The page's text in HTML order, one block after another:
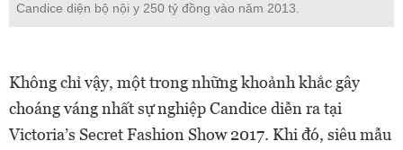
Candice diện bộ nội y 250 tỷ đồng vào năm 2013.
Không chỉ vậy, một trong những khoảnh khắc gây
choáng váng nhất sự nghiệp Candice diễn ra tại
Victoria’s Secret Fashion Show 2017. Khi đó, siêu mẫu